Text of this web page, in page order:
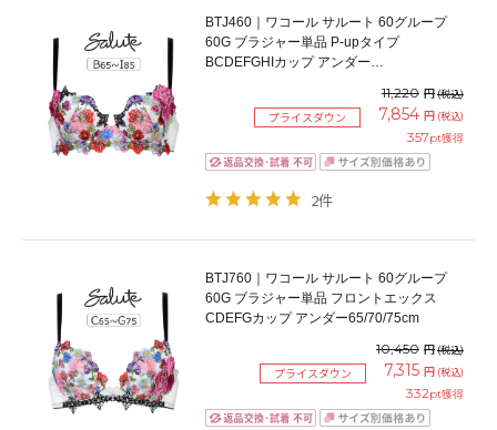
BTJ460｜ワコール サルート 60グループ
60G ブラジャー単品 P-upタイプ
BCDEFGHIカップ アンダー
11,220 円(税込)
プライスダウン 7,854 円 (税込)
357pt獲得
2件
BTJ760｜ワコール サルート 60グループ
60G ブラジャー単品 フロントエックス
CDEFGカップ アンダー65/70/75cm
10,450 円(税込)
プライスダウン 7,315 円 (税込)
332pt獲得